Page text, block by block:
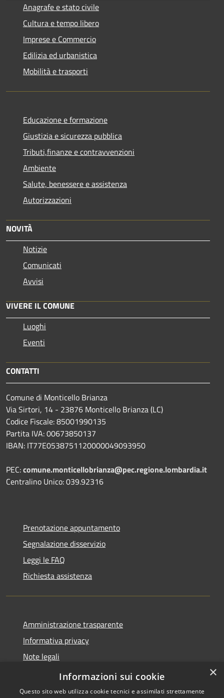
Anagrafe e stato civile
Cultura e tempo libero
Imprese e Commercio
Edilizia ed urbanistica
Mobilità e trasporti
Educazione e formazione
Giustizia e sicurezza pubblica
Tributi,finanze e contravvenzioni
Ambiente
Salute, benessere e assistenza
Autorizzazioni
NOVITÀ
Notizie
Comunicati
Avvisi
VIVERE IL COMUNE
Luoghi
Eventi
CONTATTI
Comune di Monticello Brianza
Via Sirtori, 14 - 23876 Monticello Brianza (LC)
Codice Fiscale: 85001990135
Partita IVA: 00673850137
IBAN: IT77E0538751120000049093950
PEC:comune.monticellobrianza@pec.regione.lombardia.it
Centralino Unico: 039.92316
Prenotazione appuntamento
Segnalazione disservizio
Leggi le FAQ
Richiesta assistenza
Amministrazione trasparente
Informativa privacy
Note legali
Dichiarazione di accessibilità
×
Informazioni sui cookie
Questo sito web utilizza cookie tecnici e assimilati strettamente